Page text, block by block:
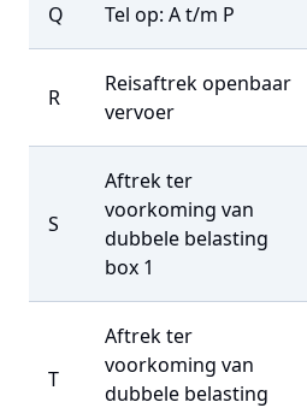
Q Tel op: A t/m P
R
Reisaftrek openbaar
vervoer
S
Aftrek ter
voorkoming van
dubbele belasting
box 1
T
Aftrek ter
voorkoming van
dubbele belasting